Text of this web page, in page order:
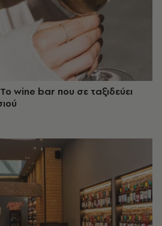
wine bar που σε ταξιδεύει